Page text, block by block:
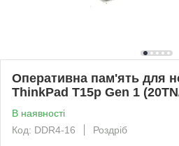
Оперативна пам'ять для
ThinkPad T15p Gen 1
В наявності
Код: DDR4-16
Роздріб